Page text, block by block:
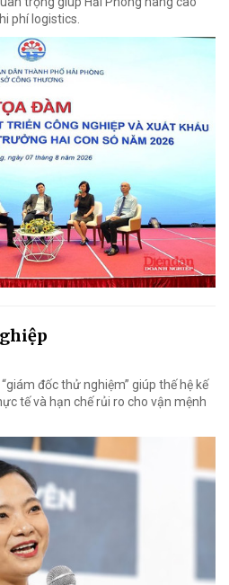
phí logistics.
đốc thử nghiệm” giúp thế hệ kế
tế và hạn chế rủi ro cho vận mệnh